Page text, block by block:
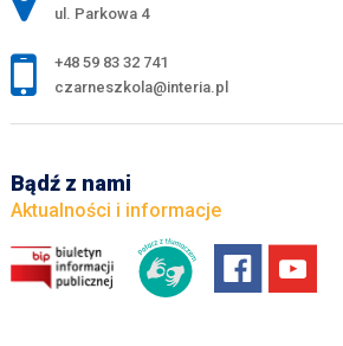
ul. Parkowa 4
+48 59 83 32 741
czarneszkola@interia.pl
Bądź z nami
Aktualności i informacje